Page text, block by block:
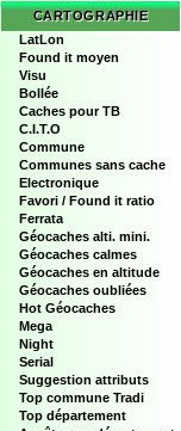
CARTOGRAPHIE
LatLon
Found it moyen
Visu
Bollée
Caches pour TB
C.I.T.O
Commune
Communes sans cache
Electronique
Favori / Found it ratio
Ferrata
Géocaches alti. mini.
Géocaches calmes
Géocaches en altitude
Géocaches oubliées
Hot Géocaches
Mega
Night
Serial
Suggestion attributs
Top commune Tradi
Top département